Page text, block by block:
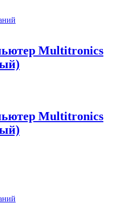
Multitronics
Multitronics